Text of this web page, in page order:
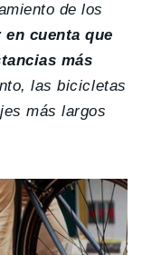
de los
en cuenta que
más
las bicicletas
más largos